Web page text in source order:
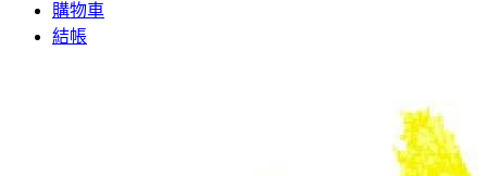
購物車
結帳